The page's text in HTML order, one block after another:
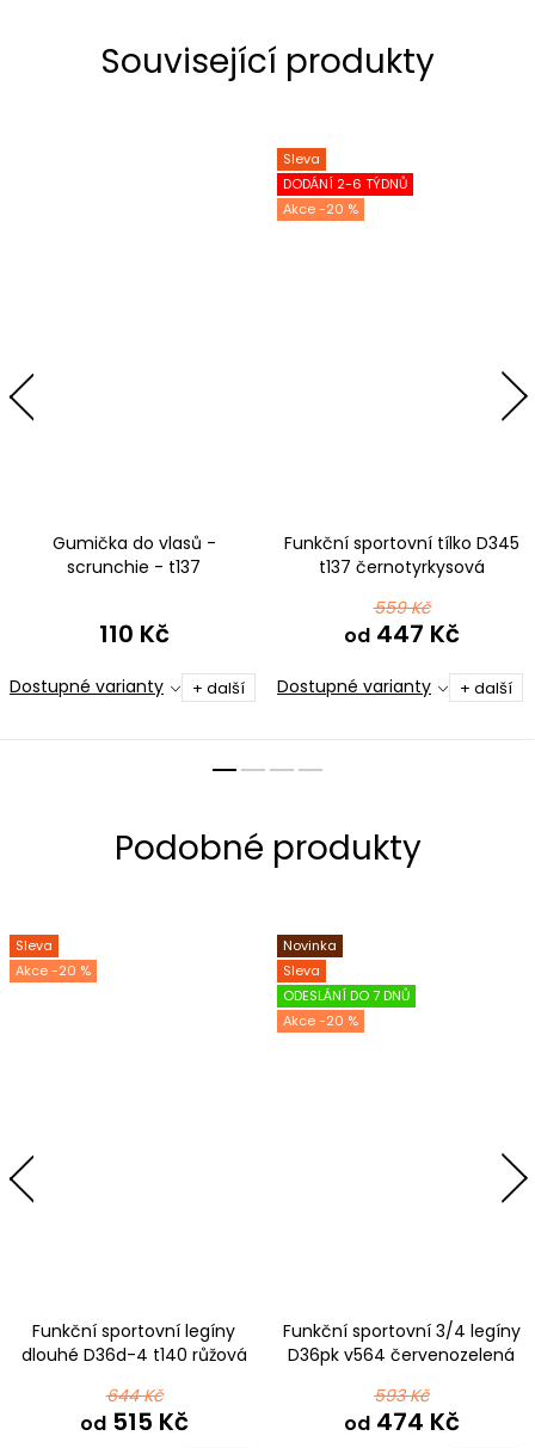
Související produkty
Gumička do vlasů -
scrunchie - t137
110 Kč
Dostupné varianty + další
Sleva
DODÁNÍ 2-6 TÝDNŮ
-20 %
Funkční sportovní tílko D345
t137 černotyrkysová
559 Kč
od447 Kč
Dostupné varianty + další
Sleva
-20 %
Funkční sportovní legíny
dlouhé D36d-4 t140 růžová
644 Kč
od515 Kč
Novinka
Sleva
ODESLÁNÍ DO 7 DNŮ
-20 %
Funkční sportovní 3/4 legíny
D36pk v564 červenozelená
593 Kč
od474 Kč